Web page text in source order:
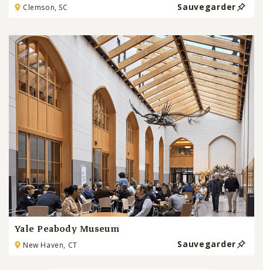
Clemson, SC Sauvegarder
Yale Peabody Museum
New Haven, CT Sauvegarder